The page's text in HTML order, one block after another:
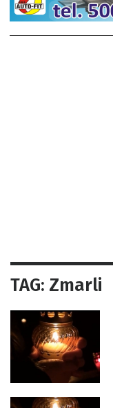
TAG: Zmarli